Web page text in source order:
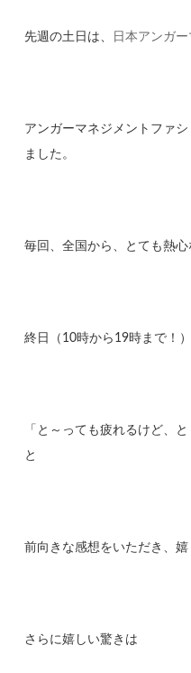
先週の土日は、 日本アンガ
アンガーマネジメントファ
ました。
毎回、全国から、とても熱
終日（10時から19時まで！
「と～っても疲れるけど、
と
前向きな感想をいただき、嬉
さらに嬉しい驚きは